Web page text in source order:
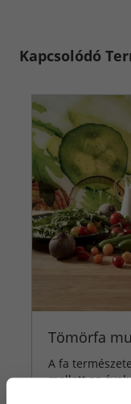
Kapcsolódó
Tömörfa
A fa
mellett az